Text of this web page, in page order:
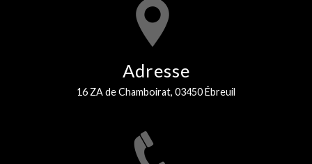
Adresse
16 ZA de Chamboirat, 03450 Ébreuil